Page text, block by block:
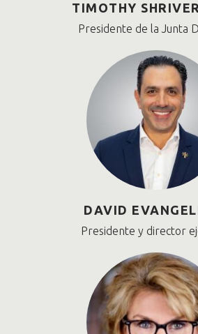
TIMOTHY
Presidente de la Junta
DAVID
Presidente y director